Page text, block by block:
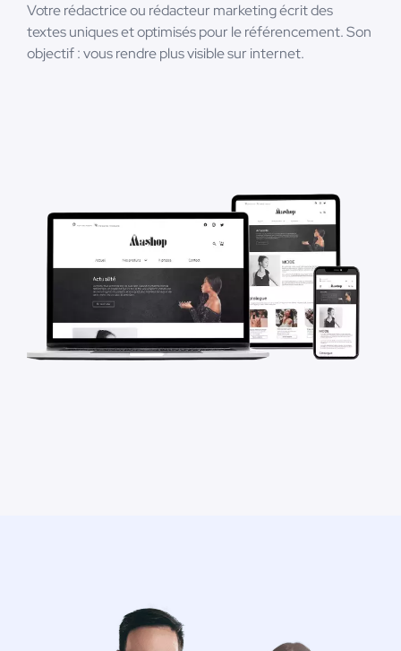
Votre rédactrice ou rédacteur marketing écrit des
textes uniques et optimisés pour le référencement. Son
objectif : vous rendre plus visible sur internet.